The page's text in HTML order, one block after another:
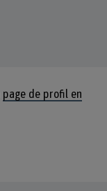
page de profil en